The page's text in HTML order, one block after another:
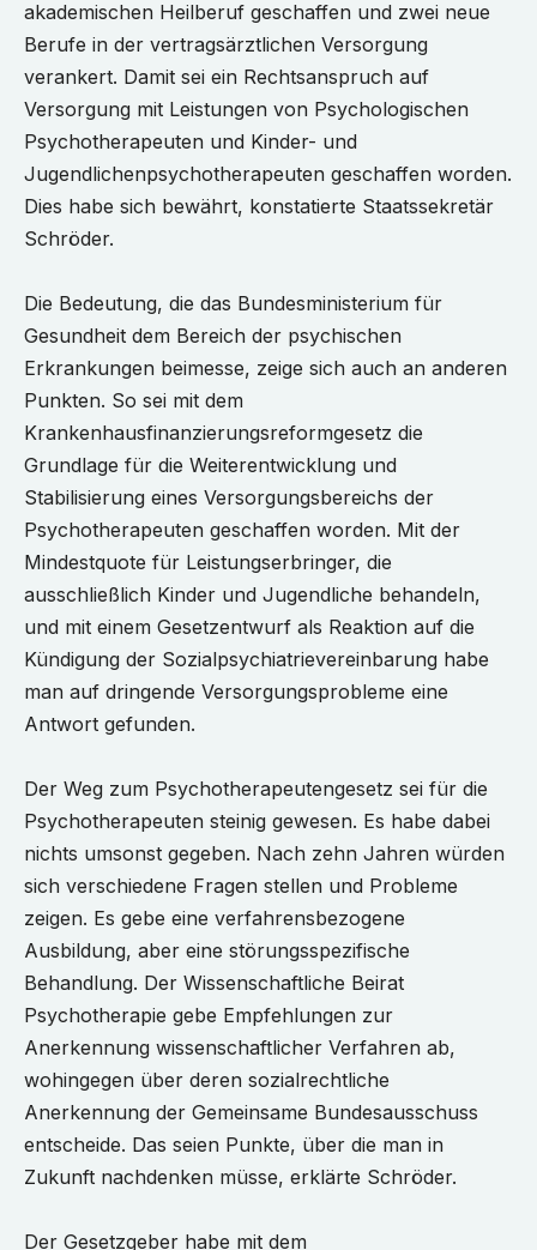
akademischen Heilberuf geschaffen und zwei neue
Berufe in der vertragsärztlichen Versorgung
verankert. Damit sei ein Rechtsanspruch auf
Versorgung mit Leistungen von Psychologischen
Psychotherapeuten und Kinder- und
Jugendlichenpsychotherapeuten geschaffen worden.
Dies habe sich bewährt, konstatierte Staatssekretär
Schröder.
Die Bedeutung, die das Bundesministerium für
Gesundheit dem Bereich der psychischen
Erkrankungen beimesse, zeige sich auch an anderen
Punkten. So sei mit dem
Krankenhausfinanzierungsreformgesetz die
Grundlage für die Weiterentwicklung und
Stabilisierung eines Versorgungsbereichs der
Psychotherapeuten geschaffen worden. Mit der
Mindestquote für Leistungserbringer, die
ausschließlich Kinder und Jugendliche behandeln,
und mit einem Gesetzentwurf als Reaktion auf die
Kündigung der Sozialpsychiatrievereinbarung habe
man auf dringende Versorgungsprobleme eine
Antwort gefunden.
Der Weg zum Psychotherapeutengesetz sei für die
Psychotherapeuten steinig gewesen. Es habe dabei
nichts umsonst gegeben. Nach zehn Jahren würden
sich verschiedene Fragen stellen und Probleme
zeigen. Es gebe eine verfahrensbezogene
Ausbildung, aber eine störungsspezifische
Behandlung. Der Wissenschaftliche Beirat
Psychotherapie gebe Empfehlungen zur
Anerkennung wissenschaftlicher Verfahren ab,
wohingegen über deren sozialrechtliche
Anerkennung der Gemeinsame Bundesausschuss
entscheide. Das seien Punkte, über die man in
Zukunft nachdenken müsse, erklärte Schröder.
Der Gesetzgeber habe mit dem